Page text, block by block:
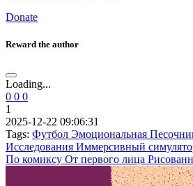
Donate
Reward the author
Loading...
0 0 0
1
2025-12-22 09:06:31
Tags: Футбол Эмоциональная
Исследования Иммерсивный
По комиксу От первого лица